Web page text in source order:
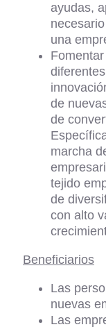
ayudas,
una
de
de
marcha
tejido
de
con alto
Beneficiarios
Las
nuevas
Las